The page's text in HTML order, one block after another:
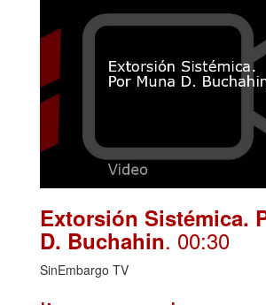
Extorsión Sistémica.
D. Buchahin. 00:30
SinEmbargo TV